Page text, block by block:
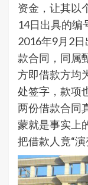
资金，让其以
14日出具的编
2016年9月2
款合同，同属
方即借款方均
处签字，款项
两份借款合同
蒙就是事实上
把借款人竟“演